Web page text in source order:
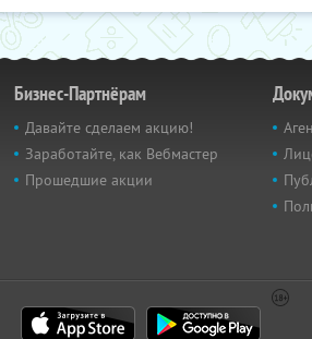
Бизнес-Партнёрам
Давайте сделаем акцию!
Заработайте, как Вебмастер
Прошедшие акции